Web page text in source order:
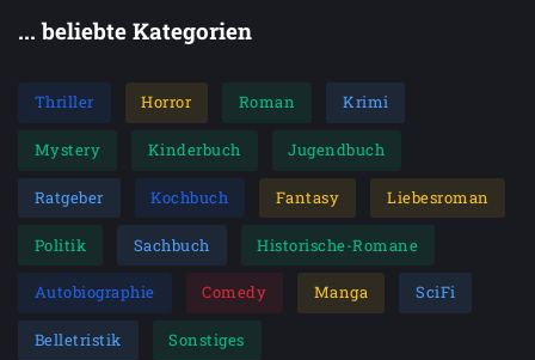
... beliebte Kategorien
Thriller Horror Roman Krimi
Mystery Kinderbuch Jugendbuch
Ratgeber Kochbuch Fantasy Liebesroman
Politik Sachbuch Historische-Romane
Autobiographie Comedy Manga SciFi
Belletristik Sonstiges